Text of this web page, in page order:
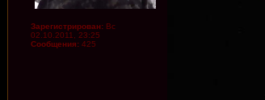
Зарегистрирован: Вс
02.10.2011, 23:25
Сообщения: 425